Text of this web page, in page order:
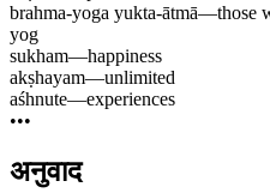
brahma-yoga yukta-ātmā—those
yog
sukham—happiness
akṣhayam—unlimited
aśhnute—experiences
•••
अनुवाद